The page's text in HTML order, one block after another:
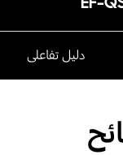
دليل تفاعلى